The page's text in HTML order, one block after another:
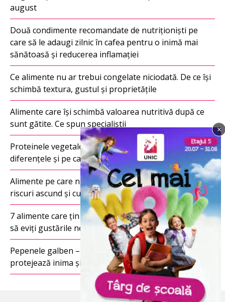
august
Două condimente recomandate de nutriționiști pe
care să le adaugi zilnic în cafea pentru o inimă mai
sănătoasă și reducerea inflamației
Ce alimente nu ar trebui congelate niciodată. De ce își
schimbă textura, gustul și proprietățile
Alimente care își schimbă valoarea nutritivă după ce
sunt gătite. Ce spun specialiștii
Proteinele vegetale vs. proteinele animale: care sunt
diferențele și pe care ar trebui să le alegi?
Alimente pe care nu ar trebui să le reîncălzești. Ce
riscuri ascund și cum le poți consuma în siguranță
7 alimente care țin de foame mai multe ore și te ajută
să eviți gustările nesănătoase
Pepenele galben – fructul verii care hidratează,
protejează inima și surprinde prin beneficiile sale
×
Imagine